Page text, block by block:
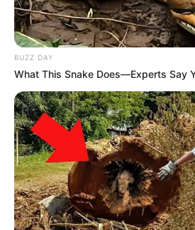
BUZZ DAY
What This Snake Does—Experts Say